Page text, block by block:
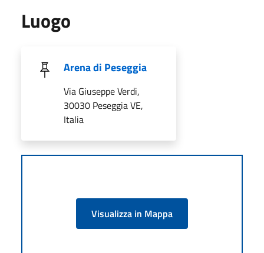
Luogo
Arena di Peseggia
Via Giuseppe Verdi,
30030 Peseggia VE,
Italia
Visualizza in Mappa